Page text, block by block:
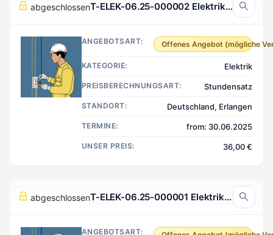
abgeschlossen T-ELEK-06.25-000002 Elektrik, Erlangen Deutschland
ANGEBOTSART: Offenes Angebot (mögliche
KATEGORIE: Elektrik
PREISBERECHNUNGSART: Stundensatz
STANDORT: Deutschland, Erlangen
TERMINE: from: 30.06.2025
UNSER PREIS: 36,00 €
abgeschlossen T-ELEK-06.25-000001 Elektrik, Wolfsburg Deutschland
ANGEBOTSART: